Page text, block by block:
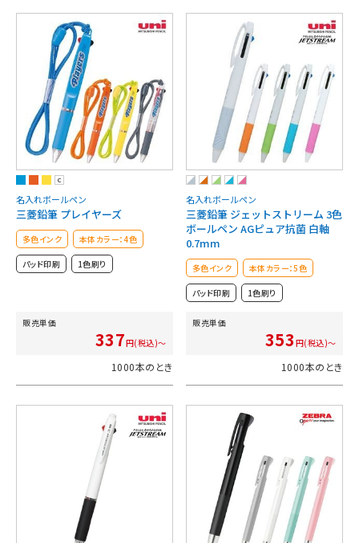
名入れボールペン
三菱鉛筆 プレイヤーズ
C
多色インク 本体カラー：4色
パッド印刷 1色刷り
販売単価
337円(税込)～
1000本のとき
名入れボールペン
三菱鉛筆 ジェットストリーム 3色
ボールペン AGピュア抗菌 白軸
0.7mm
多色インク 本体カラー：5色
パッド印刷 1色刷り
販売単価
353 円(税込)～
1000本のとき